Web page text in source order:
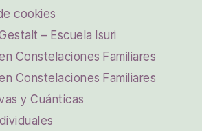
cookies
– Escuela Isuri
Constelaciones Familiares
Constelaciones Familiares
y Cuánticas